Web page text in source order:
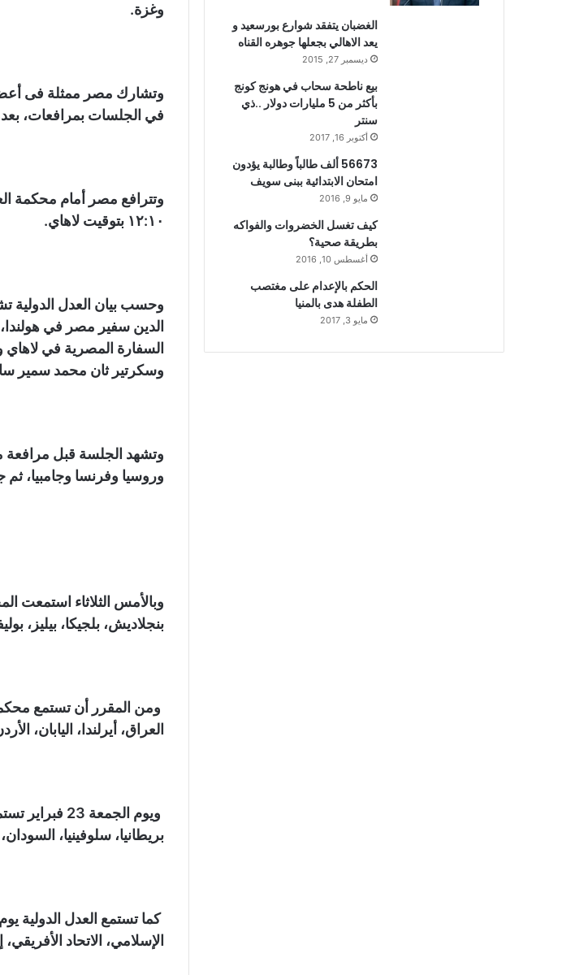
وغزة.
وتشارك مصر ممثلة فى أعضاء
في الجلسات بمرافعات، بعدما
١٢:١٠ بتوقيت لاهاي.
وحسب بيان العدل الدولية
الدين سفير مصر في
السفارة المصرية في
وسكرتير ثان محمد سمير
وتشهد الجلسة قبل مرافعة
وروسيا وفرنسا وجامبيا، ثم
وبالأمس الثلاثاء استمعت
بنجلاديش، بلجيكا، بيليز،
العراق، أيرلندا، اليابان،
ويوم الجمعة
بريطانيا، سلوفينيا،
الإسلامي، الاتحاد
الغضبان يتفقد شوارع بورسعيد و
يعد الاهالي بجعلها جوهره القناه
ديسمبر 27, 2015
بيع ناطحة سحاب في هونج كونج
بأكثر من 5 مليارات دولار ..ذي
سنتر
أكتوبر 16, 2017
56673 ألف طالباً وطالبة يؤدون
امتحان الابتدائية ببنى سويف
مايو 9, 2016
كيف تغسل الخضروات والفواكه
بطريقة صحية؟
أغسطس 10, 2016
الحكم بالإعدام على مغتصب
الطفلة هدى بالمنيا
مايو 3, 2017